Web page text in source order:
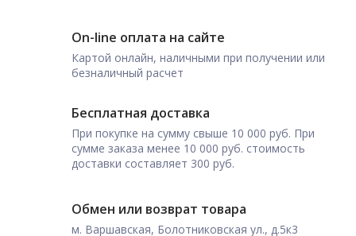
On-line оплата на сайте
Картой онлайн, наличными при получении или
безналичный расчет
Бесплатная доставка
При покупке на сумму свыше 10 000 руб. При
сумме заказа менее 10 000 руб. стоимость
доставки составляет 300 руб.
Обмен или возврат товара
м. Варшавская, Болотниковская ул., д.5к3